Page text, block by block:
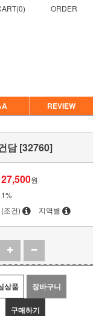
0) ORDER
REVIEW
담 [32760]
27,500원
1%
(조건) 지역별
상품 장바구니
구매하기